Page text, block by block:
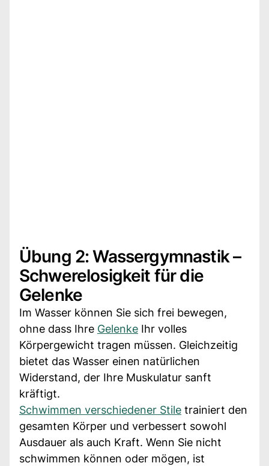
Übung 2: Wassergymnastik –
Schwerelosigkeit für die
Gelenke
Im Wasser können Sie sich frei bewegen,
ohne dass Ihre Gelenke Ihr volles
Körpergewicht tragen müssen. Gleichzeitig
bietet das Wasser einen natürlichen
Widerstand, der Ihre Muskulatur sanft
kräftigt.
Schwimmen verschiedener Stile trainiert den
gesamten Körper und verbessert sowohl
Ausdauer als auch Kraft. Wenn Sie nicht
schwimmen können oder mögen, ist